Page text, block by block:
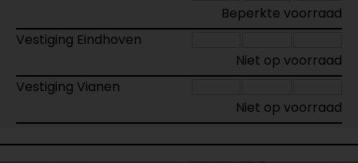
Beperkte voorraad
Vestiging Eindhoven
Niet op voorraad
Vestiging Vianen
Niet op voorraad